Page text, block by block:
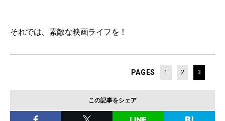
それでは、素敵な映画ライフを！
PAGES 1 2 3
この記事をシェア